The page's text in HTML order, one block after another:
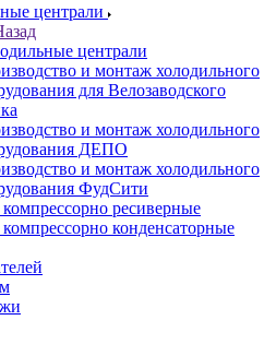
централи
централи
и монтаж холодильного
для Велозаводского
и монтаж холодильного
ДЕПО
и монтаж холодильного
ФудСити
ресиверные
конденсаторные